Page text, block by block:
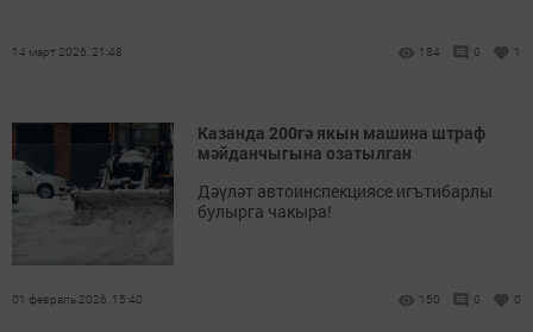
14 март 2026, 21:48 184 0 1
Казанда 200гә якын машина штраф
мәйданчыгына озатылган
Дәүләт автоинспекциясе игътибарлы
булырга чакыра!
01 февраль 2026, 15:40 150 0 0